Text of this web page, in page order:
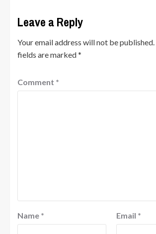
Leave a Reply
Your email address will not be published.
fields are marked*
Comment *
Name * Email *